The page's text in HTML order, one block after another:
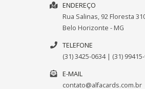
ENDEREÇO
Rua Salinas, 92 Floresta
Belo Horizonte - MG
TELEFONE
(31) 3425-0634 | (31)
E-MAIL
contato@alfacards.com.br